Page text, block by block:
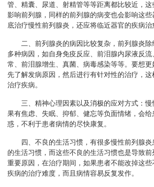
管、精囊、尿道、射精管等等距离都比较近，
影响前列腺，同样的前列腺的病变也会影响这
底治疗慢性前列腺炎，还应将临近器官的疾病治
二、前列腺炎的病因比较复杂，前列腺炎
多种病因，如自身免疫反应、前泪腺内尿液反
常、前泪腺增生、真菌、病毒感染等等。要想
先了解发病原因，然后进行有针对性的治疗，
治疗疾病。
三、精神心理因素以及消极的应对方式：
果有焦虑、失眠、抑郁、健忘等负面情绪，会给
惑，不利于患者病情的尽快康复。
四、不良的生活习惯，有很多慢性前列腺炎
的生活习惯，而这些不良的生活习惯也是导致
重要原因，在治疗期间，如果患者不能改掉这
疾病的治疗难度，而且病情容易反复发作。